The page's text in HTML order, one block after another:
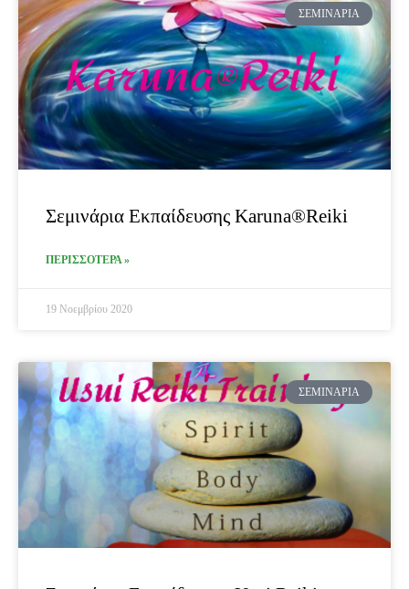
ΣΕΜΙΝΆΡΙΑ
Σεμινάρια Εκπαίδευσης Karuna®Reiki
ΠΕΡΙΣΣΟΤΕΡΑ »
19 Νοεμβρίου 2020
ΣΕΜΙΝΆΡΙΑ